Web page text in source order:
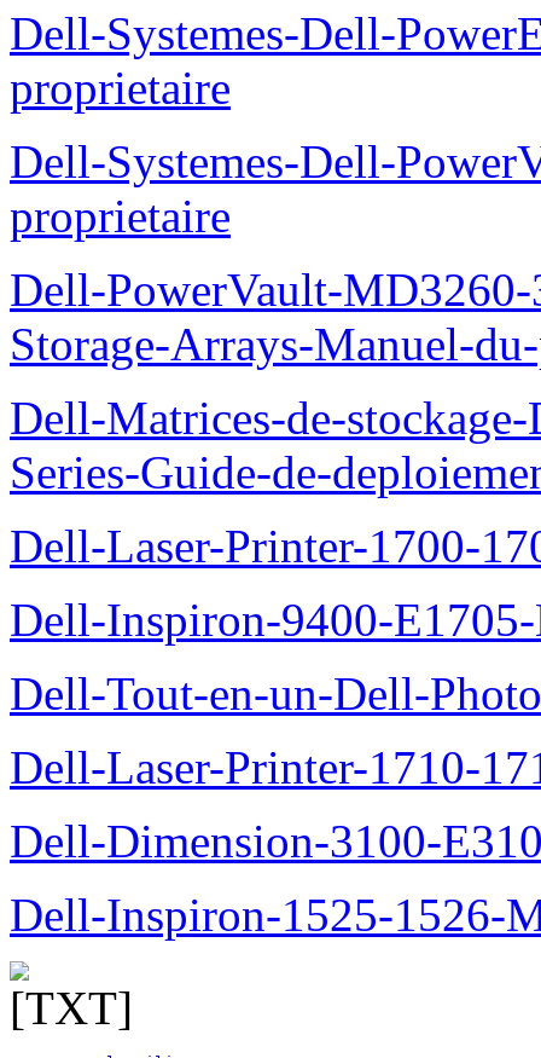
Dell-Systemes-Dell-
proprietaire
Dell-Systemes-Dell-
proprietaire
Dell-PowerVault-
Storage-Arrays-Manuel-
Dell-Matrices-de-
Series-Guide-de-
Dell-Laser-Printer-1700-
Dell-Inspiron-9400-
Dell-Tout-en-un-Dell-
Dell-Laser-Printer-1710-
Dell-Dimension-3100-
Dell-Inspiron-1525-1526-